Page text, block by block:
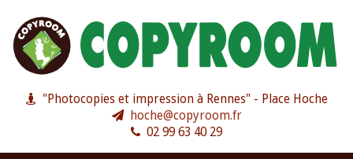
"Photocopies et impression à Rennes" - Place Hoche
hoche@copyroom.fr
02 99 63 40 29